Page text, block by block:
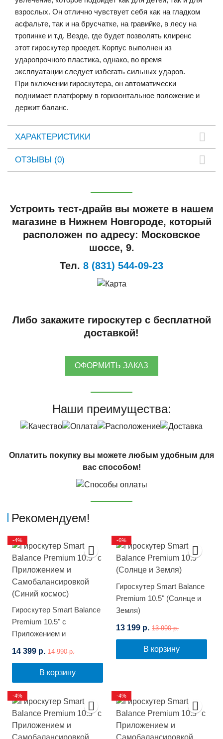
взрослых. Он отлично чувствует себя как на гладком
асфальте, так и на брусчатке, на гравийке, в лесу на
тропинке и т.д. Везде, где будет позволять клиренс
этот гироскутер проедет. Корпус выполнен из
ударопрочного пластика, однако, во время
эксплуатации следует избегать сильных ударов.
При включении гироскутера, он автоматически
поднимает платформу в горизонтальное положение и
держит баланс.
ХАРАКТЕРИСТИКИ
ОТЗЫВЫ (0)
Устроить тест-драйв вы можете в нашем
магазине в Нижнем Новгороде, который
расположен по адресу: Московское
шоссе, 9.
Тел. 8 (831) 544-09-23
Либо закажите гироскутер с бесплатной
доставкой!
ОФОРМИТЬ ЗАКАЗ
Наши преимущества:
Оплатить покупку вы можете любым удобным для
вас способом!
Рекомендуем!
Гироскутер Smart Balance
Premium 10.5" с
Приложением и
(Синий космос)
14 399 р. 14 990 р.
В корзину
-4%
Гироскутер Smart Balance
Premium 10.5" (Солнце и
Земля)
13 199 р. 13 990 р.
В корзину
-6%
-4% -4%